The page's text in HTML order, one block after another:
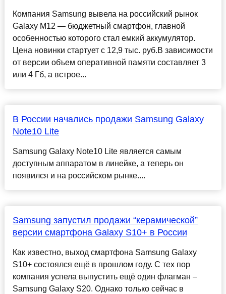
Компания Samsung вывела на российский рынок
Galaxy M12 — бюджетный смартфон, главной
особенностью которого стал емкий аккумулятор.
Цена новинки стартует с 12,9 тыс. руб.В зависимости
от версии объем оперативной памяти составляет 3
или 4 Гб, а встрое...
В России начались продажи Samsung Galaxy
Note10 Lite
Samsung Galaxy Note10 Lite является самым
доступным аппаратом в линейке, а теперь он
появился и на российском рынке....
Samsung запустил продажи “керамической”
версии смартфона Galaxy S10+ в России
Как известно, выход смартфона Samsung Galaxy
S10+ состоялся ещё в прошлом году. С тех пор
компания успела выпустить ещё один флагман –
Samsung Galaxy S20. Однако только сейчас в